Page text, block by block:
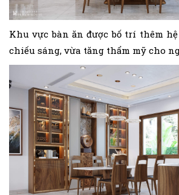
Khu vực bàn ăn được bố trí thêm
chiếu sáng, vừa tăng thẩm mỹ cho